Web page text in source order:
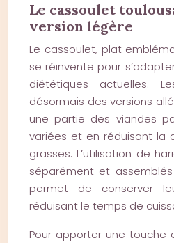
Le cassoulet
version légère
Le cassoulet, plat
se réinvente pour
diététiques actuelles.
désormais des versions
une partie des viandes
variées et en réduisant la
grasses. L’utilisation de
séparément et
permet de conserver
réduisant le temps de
Pour apporter une touche